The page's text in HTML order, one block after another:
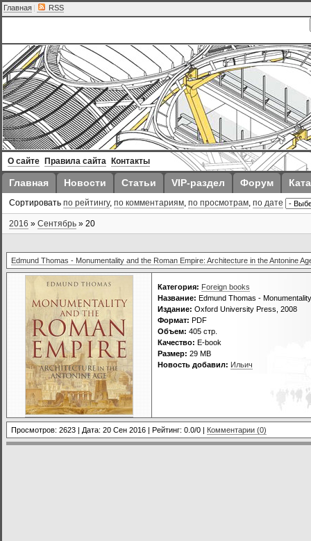
Главная | RSS
О сайте Правила сайта Контакты
Главная Новости Статьи VIP-раздел Форум
Сортировать по рейтингу, по комментариям, по просмотрам, по дате
2016 » Сентябрь » 20
Edmund Thomas - Monumentality and the Roman Empire: Architecture in the Antonine
Категория: Foreign books
Название: Edmund Thomas -
Издание: Oxford University Press, 2008
Формат: PDF
Объем: 405 стр.
Качество: E-book
Размер: 29 МВ
Новость добавил: Ильич
Просмотров: 2623 | Дата: 20 Сен 2016 | Рейтинг: 0.0/0 | Комментарии (0)